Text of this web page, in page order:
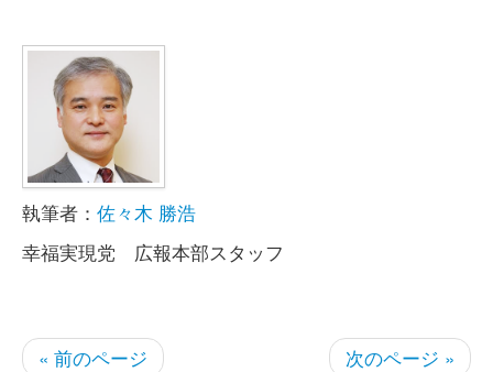
執筆者： 佐々木 勝浩
幸福実現党 広報本部スタッフ
« 前のページ 次のページ »